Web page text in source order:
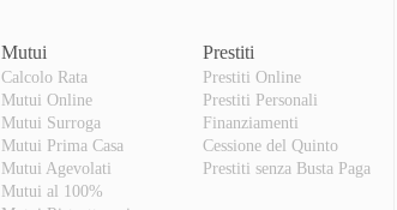
Mutui
Calcolo Rata
Mutui Online
Mutui Surroga
Mutui Prima Casa
Mutui Agevolati
Mutui al 100%
Prestiti
Prestiti Online
Prestiti Personali
Finanziamenti
Cessione del Quinto
Prestiti senza Busta Paga